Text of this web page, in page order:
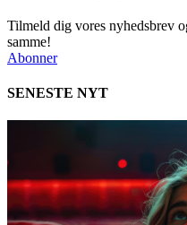
Tilmeld dig vores nyhedsbrev
samme!
Abonner
SENESTE NYT